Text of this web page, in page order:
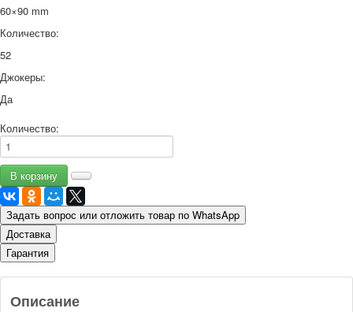
60×90 mm
Количество:
52
Джокеры:
Да
Количество:
Задать вопрос или отложить товар по WhatsApp
Доставка
Гарантия
Описание